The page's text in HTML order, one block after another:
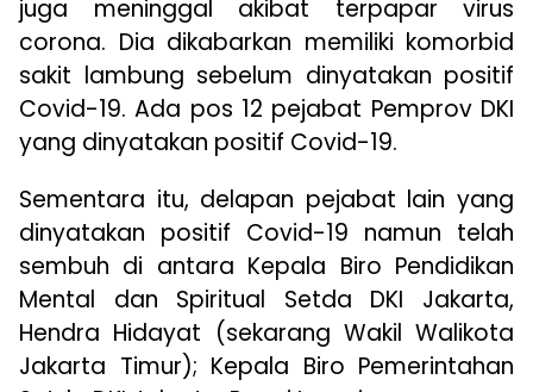
juga meninggal akibat terpapar virus
corona. Dia dikabarkan memiliki komorbid
sakit lambung sebelum dinyatakan positif
Covid-19. Ada pos 12 pejabat Pemprov DKI
yang dinyatakan positif Covid-19.
Sementara itu, delapan pejabat lain yang
dinyatakan positif Covid-19 namun telah
sembuh di antara Kepala Biro Pendidikan
Mental dan Spiritual Setda DKI Jakarta,
Hendra Hidayat (sekarang Wakil Walikota
Jakarta Timur); Kepala Biro Pemerintahan